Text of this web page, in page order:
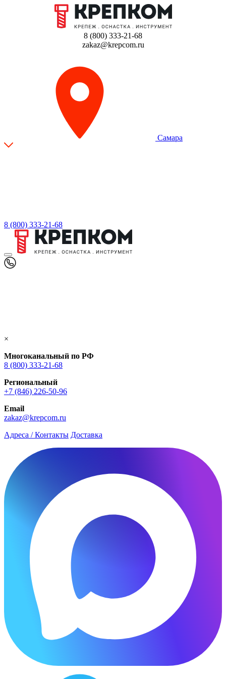
8 (800) 333-21-68
zakaz@krepcom.ru
Самара
8 (800) 333-21-68
×
Многоканальный по РФ
8 (800) 333‑21-68
Региональный
+7 (846) 226-50-96
Email
zakaz@krepcom.ru
Адреса / Контакты Доставка